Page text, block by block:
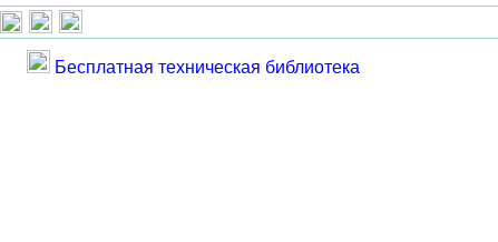
Бесплатная техническая библиотека